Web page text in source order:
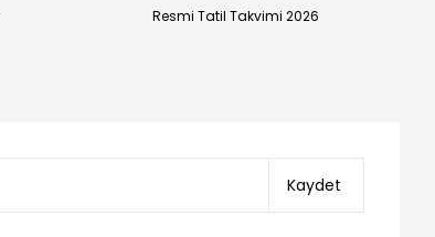
Resmi Tatil Takvimi 2026
Kaydet